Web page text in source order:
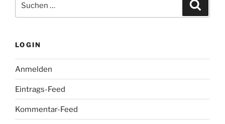
unvollendeter
Roman.
Wolfgang
Ab
07.10.2014“
nach:
LOGIN
Anmelden
Eintrags-Feed
Kommentar-Feed